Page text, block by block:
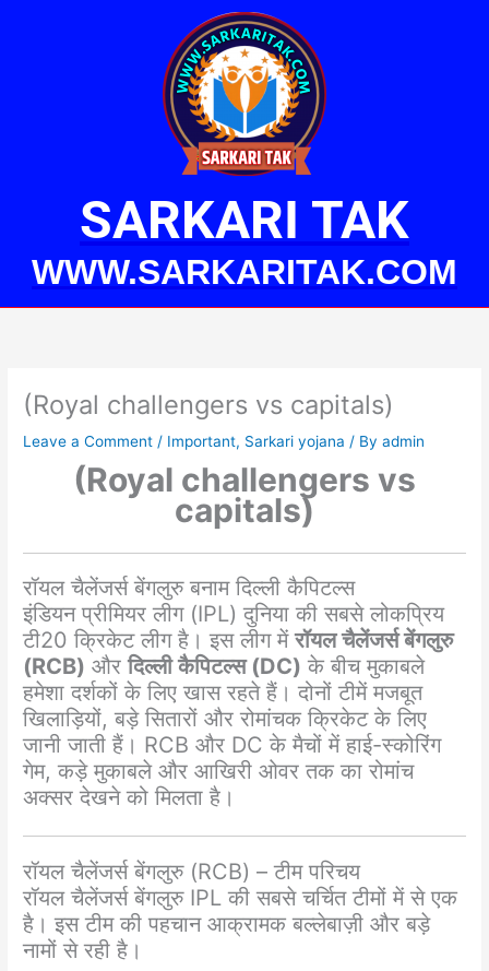
SARKARI TAK
WWW.SARKARITAK.COM
(Royal challengers vs capitals)
Leave a Comment / Important, Sarkari yojana / Byadmin
(Royal challengers vs
capitals)
रॉयल चैलेंजर्स बेंगलुरु बनाम दिल्ली कैपिटल्स
इंडियन प्रीमियर लीग (IPL) दुनिया की सबसे लोकप्रिय
टी20 क्रिकेट लीग है। इस लीग मेंरॉयल चैलेंजर्स बेंगलुरु
(RCB) औरदिल्ली कैपिटल्स (DC) के बीच मुकाबले
हमेशा दर्शकों के लिए खास रहते हैं। दोनों टीमें मजबूत
खिलाड़ियों, बड़े सितारों और रोमांचक क्रिकेट के लिए
जानी जाती हैं। RCB और DC के मैचों में हाई-स्कोरिंग
गेम, कड़े मुकाबले और आखिरी ओवर तक का रोमांच
अक्सर देखने को मिलता है।
रॉयल चैलेंजर्स बेंगलुरु (RCB) – टीम परिचय
रॉयल चैलेंजर्स बेंगलुरु IPL की सबसे चर्चित टीमों में से एक
है। इस टीम की पहचान आक्रामक बल्लेबाज़ी और बड़े
नामों से रही है।